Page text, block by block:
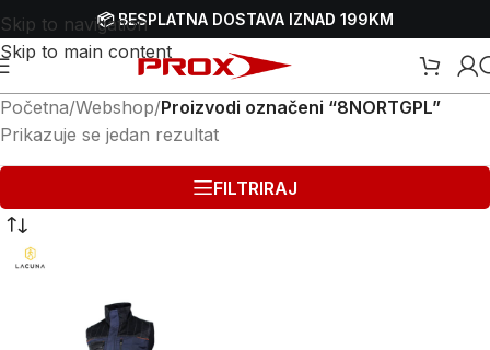
Skip to navigation
Skip to main content
📦 BESPLATNA DOSTAVA IZNAD 199KM
Početna/Webshop/Proizvodi označeni “8NORTGPL”
Prikazuje se jedan rezultat
FILTRIRAJ